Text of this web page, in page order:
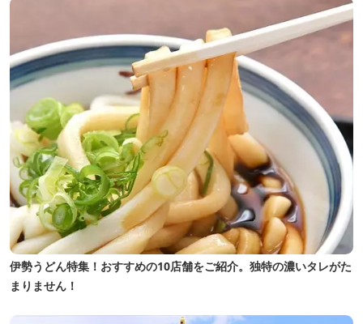
伊勢うどん特集！おすすめの10店舗をご紹介。独特の濃いタレがた
まりません！